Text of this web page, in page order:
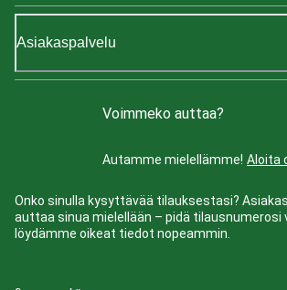
Asiakaspalvelu
Voimmeko auttaa?
Autamme mielellämme! Aloita
Onko sinulla kysyttävää tilauksestasi?
auttaa sinua mielellään – pidä tilausnumerosi
löydämme oikeat tiedot nopeammin.